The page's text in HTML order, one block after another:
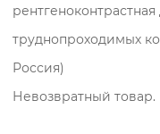
несформированной
лечении
консервативном
периодонтитов; при
труднопроходимых
Россия)
Невозвратный товар.